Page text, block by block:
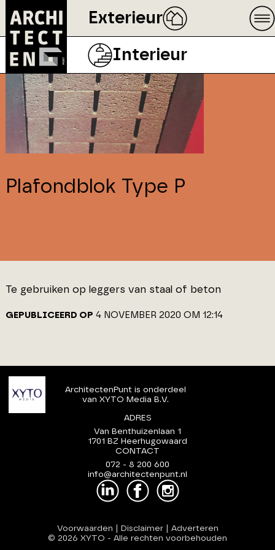
Exterieur
Interieur
Plafondblok Type P
Te gebruiken op leggers van staal of beton
GEPUBLICEERD OP 4 NOVEMBER 2020 OM 12:14
ArchitectenPunt is onderdeel
van XYTO Media B.V.
ADRES
Van Benthuizenlaan 1
1701 BZ Heerhugowaard
CONTACT
072 - 8 200 600
info@architectenpunt.nl
Voorwaarden Disclaimer| Adverteren
© 2026 XYTO - Alle rechten voorbehouden